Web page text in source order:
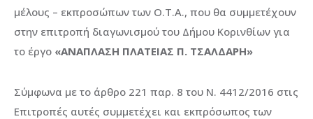
μέλους – εκπροσώπων των Ο.Τ.Α., που θα συμμετέχουν
στην επιτροπή διαγωνισμού του Δήμου Κορινθίων για
το έργο «ΑΝΑΠΛΑΣΗ ΠΛΑΤΕΙΑΣ Π. ΤΣΑΛΔΑΡΗ»
Σύμφωνα με το άρθρο 221 παρ. 8 του Ν. 4412/2016 στις
Επιτροπές αυτές συμμετέχει και εκπρόσωπος των